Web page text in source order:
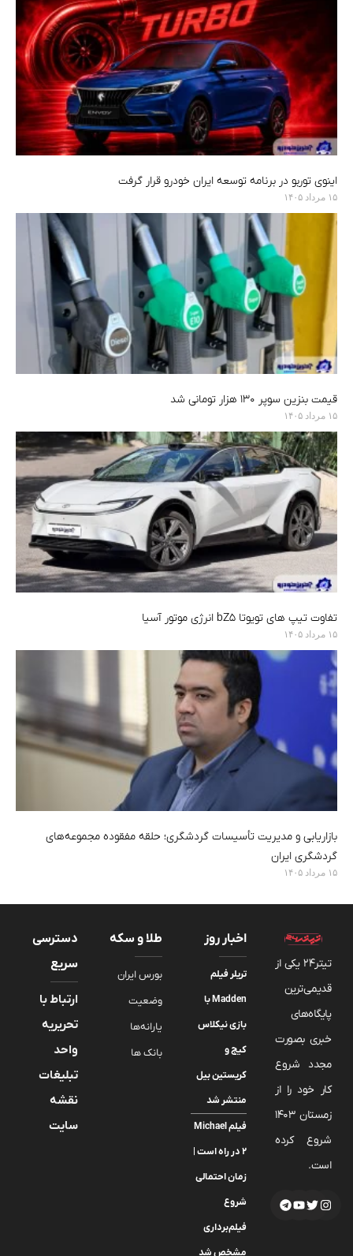
اینوی توربو در برنامه توسعه ایران خودرو قرار گرفت
۱۵ مرداد ۱۴۰۵
قیمت بنزین سوپر ۱۳۰ هزار تومانی شد
۱۵ مرداد ۱۴۰۵
تفاوت تیپ های تویوتا bZ5 انرژی موتور آسیا
۱۵ مرداد ۱۴۰۵
بازاریابی و مدیریت تأسیسات گردشگری؛ حلقه مفقوده مجموعه‌های
گردشگری ایران
۱۵ مرداد ۱۴۰۵
تیتر24 یکی از
قدیمی‌ترین
پایگاه‌های
خبری بصورت
مجدد شروع
کار خود را از
زمستان 1403
شروع کرده
است.
اخبار روز
تریلر فیلم
Madden با
بازی نیکلاس
کیج و
کریستین بیل
منتشر شد
فیلم Michael
2 در راه است |
زمان احتمالی
شروع
فیلم‌برداری
مشخص شد
طلا و سکه
بورس ایران
وضعیت
یارانه‌ها
بانک ها
دسترسی
سریع
ارتباط با
تحریریه
واحد
تبلیغات
نقشه
سایت